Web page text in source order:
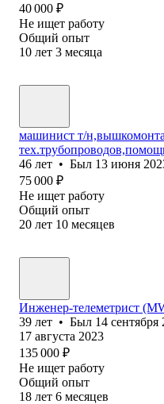
40 000 ₽
Не ищет работу
Общий опыт
10 лет 3 месяца
машинист т/
46 лет • Был 13 июня
75 000 ₽
Не ищет работу
Общий опыт
20 лет 10 месяцев
Инженер-телеметрист
39 лет • Был 14 сентября
17 августа 2023
135 000 ₽
Не ищет работу
Общий опыт
18 лет 6 месяцев